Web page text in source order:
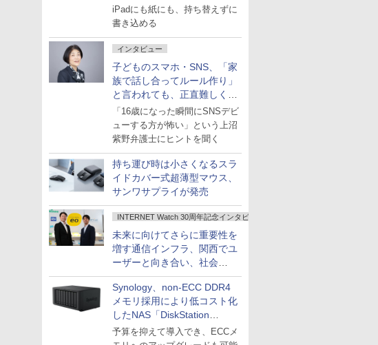
タイラスツーウェイ」発売
iPadにも紙にも、持ち替えずに
書き込める
インタビュー
子どものスマホ・SNS、「家
族で話し合ってルール作り」
と言われても、正直難しくな
いですか？
「16歳になった瞬間にSNSデビ
ューする方が怖い」という上沼
紫野弁護士にヒントを聞く
持ち運び時は小さくなるスラ
イドカバー式超薄型マウス、
サンワサプライが発売
INTERNET Watch 30周年記念インタビュー
未来に向けてさらに重要性を
増す通信インフラ、関西でユ
ーザーと向き合い、社会
の“あたらしい”を起動し続け
る～オプテージ
Synology、non-ECC DDR4
メモリ採用により低コスト化
したNAS「DiskStation
neo+」シリーズ
予算を抑えて導入でき、ECCメ